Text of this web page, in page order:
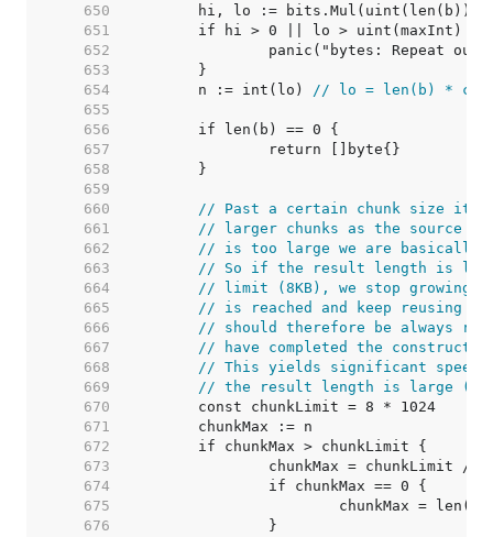
   650
   651
   652
   653
   654
	n := int(lo)
// lo = len(b) *
   655
   656
   657
   658
   659
   660
// Past a certain chunk size it is
   661
// larger chunks as the source
   662
// is too large we are basically
   663
// So if the result length is
   664
// limit (8KB), we stop growing
   665
// is reached and keep reusing
   666
// should therefore be always
   667
// have completed the
   668
// This yields significant
   669
// the result length is large
   670
   671
   672
   673
   674
   675
   676